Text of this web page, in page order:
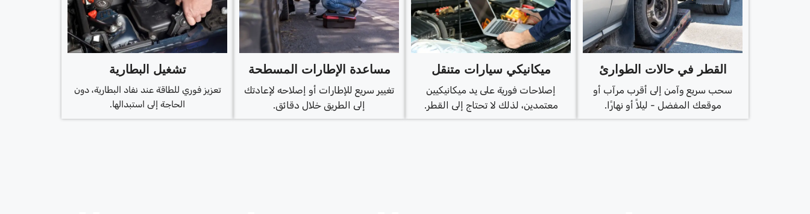
القطر في حالات الطوارئ
سحب سريع وآمن إلى أقرب مرآب أو
موقعك المفضل - ليلاً أو نهارًا.
ميكانيكي سيارات متنقل
إصلاحات فورية على يد ميكانيكيين
معتمدين، لذلك لا تحتاج إلى القطر.
مساعدة الإطارات المسطحة
تغيير سريع للإطارات أو إصلاحه لإعادتك
إلى الطريق خلال دقائق.
تشغيل البطارية
تعزيز فوري للطاقة عند نفاد البطارية، دون
الحاجة إلى استبدالها.